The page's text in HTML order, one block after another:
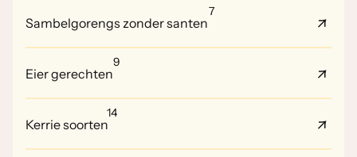
Sambelgorengs zonder santen
7
Eier gerechten
9
Kerrie soorten
14